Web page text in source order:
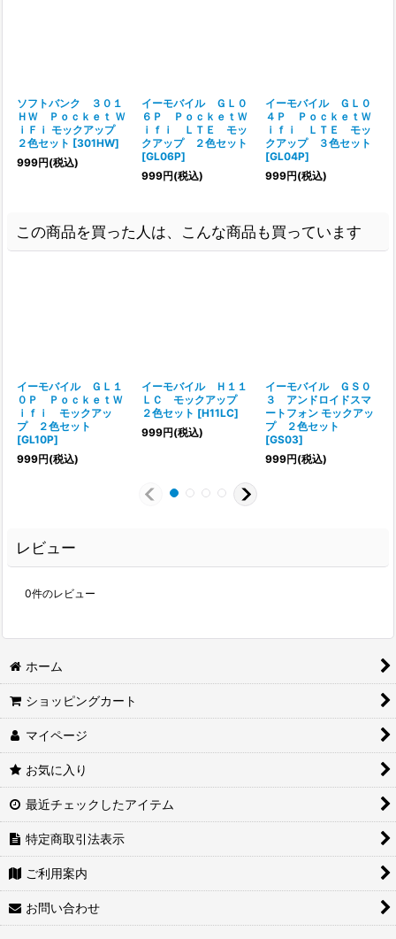
ソフトバンク ３０１
ＨＷ Ｐｏｃｋｅｔ Ｗ
ｉＦｉ モックアップ
２色セット [301HW]
999円(税込)
イーモバイル ＧＬ０
６Ｐ ＰｏｃｋｅｔＷ
ｉｆｉ ＬＴＥ モッ
クアップ ２色セット
[GL06P]
999円(税込)
イーモバイル ＧＬ０
４Ｐ ＰｏｃｋｅｔＷ
ｉｆｉ ＬＴＥ モッ
クアップ ３色セット
[GL04P]
999円(税込)
この商品を買った人は、こんな商品も買っています
イーモバイル ＧＬ１
０Ｐ ＰｏｃｋｅｔＷ
ｉｆｉ モックアッ
プ ２色セット
[GL10P]
999円(税込)
イーモバイル Ｈ１１
ＬＣ モックアップ
２色セット [H11LC]
999円(税込)
イーモバイル ＧＳ０
３ アンドロイドスマ
ートフォン モックアッ
プ ２色セット
[GS03]
999円(税込)
レビュー
0件のレビュー
ホーム
ショッピングカート
マイページ
お気に入り
最近チェックしたアイテム
特定商取引法表示
ご利用案内
お問い合わせ